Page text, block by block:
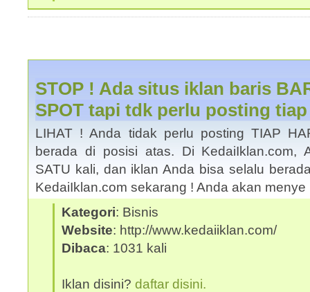
STOP ! Ada situs iklan baris
SPOT tapi tdk perlu posting
LIHAT ! Anda tidak perlu posting TIAP
berada di posisi atas. Di KedaiIklan.com,
SATU kali, dan iklan Anda bisa selalu
KedaiIklan.com sekarang ! Anda akan
Kategori: Bisnis
Website: http://www.kedaiiklan.com/
Dibaca: 1031 kali
Iklan disini? daftar disini.